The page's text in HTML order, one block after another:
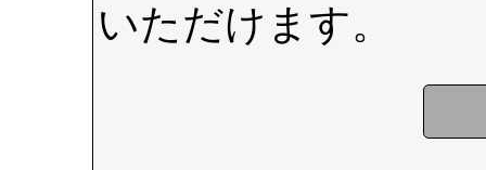
いただけます。